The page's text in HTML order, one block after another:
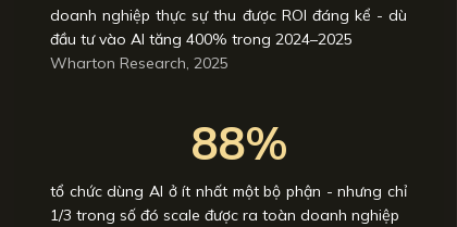
doanh nghiệp thực sự thu được ROI đáng kể - dù
đầu tư vào AI tăng 400% trong 2024–2025
Wharton Research, 2025
88%
tổ chức dùng AI ở ít nhất một bộ phận - nhưng chỉ
1/3 trong số đó scale được ra toàn doanh nghiệp